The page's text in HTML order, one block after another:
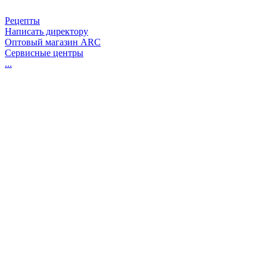
Рецепты
Написать директору
Оптовый магазин ARC
Сервисные центры
...